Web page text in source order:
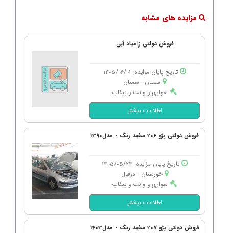
مزایده های مشابه
فروش دولتی زامیاد آبی
تاریخ پایان مزایده: 1405/06/01
سمنان - سمنان
سواری و وانت و پیکاپ
اطلاعات بیشتر
فروش دولتی پژو 206 سفید رنگ - مدل1390
تاریخ پایان مزایده: 1405/05/24
خوزستان - دزفول
سواری و وانت و پیکاپ
اطلاعات بیشتر
فروش دولتی پژو 207 سفید رنگ - مدل1403